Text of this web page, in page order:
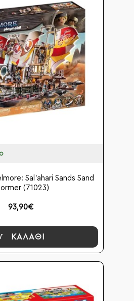
Sal'ahari Sands Sand
(71023)
93,90€
ΚΑΛΆΘΙ